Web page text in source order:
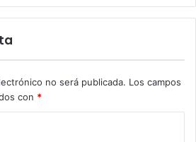
no será publicada. Los campos
con *